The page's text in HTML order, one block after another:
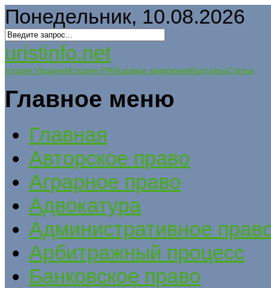
Понедельник, 10.08.2026
uristinfo.net
Історія УкраїниИстория РФИсковые заявленияКонтактыСтатьи
Главное меню
Главная
Авторское право
Аграрное право
Адвокатура
Административное
Арбитражный процесс
Банковское право